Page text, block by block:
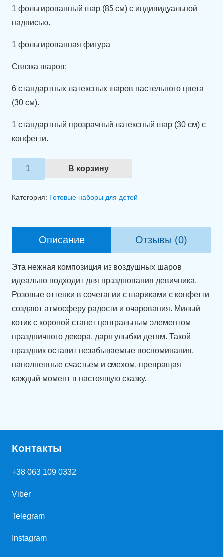
1 фольгированный шар (85 см) с индивидуальной
надписью.
1 фольгированная фигура.
Связка шаров:
6 стандартных латексных шаров пастельного цвета
(30 см).
1 стандартный прозрачный латексный шар (30 см) с
конфетти.
Количество
товара
В корзину
Категория: Готовые наборы для детей
Описание Отзывы (0)
Эта нежная композиция из воздушных шаров
идеально подходит для празднования девичника.
Розовые оттенки в сочетании с шариками с конфетти
создают атмосферу радости и очарования. Милый
котик с короной станет центральным элементом
праздничного декора, даря улыбки детям. Такой
праздник оставит незабываемые воспоминания,
наполненные счастьем и смехом, превращая
каждый момент в настоящую сказку.
Контакты
+38 063 109 0332
Viber
Telegram
Instagram